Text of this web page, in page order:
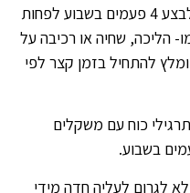
– מומלץ לבצע 4 פעמים בשבוע לפחות
הליכה, שחיה או רכיבה על
של 30-60 דקות, מומלץ להתחיל בזמן קצר לפי
כוח עם משקלים
לגרום לעליה חדה מידי